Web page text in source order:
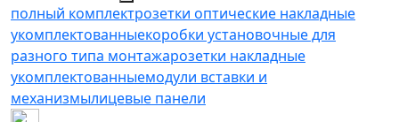
полный комплектрозетки оптические накладные
укомплектованныекоробки установочные для
разного типа монтажарозетки накладные
укомплектованныемодули вставки и
механизмылицевые панели